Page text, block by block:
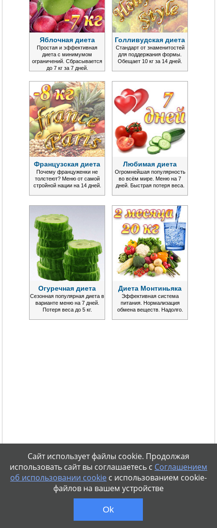
Яблочная диета
Простая и эффективная
диета с минимумом
ограничений. Сбрасывается
до 7 кг за 7 дней.
Голливудская диета
Стандарт от знаменитостей
для поддержания формы.
Обещает 10 кг за 14 дней.
Французская диета
Почему француженки не
толстеют? Меню от самой
стройной нации на 14 дней.
Любимая диета
Огромнейшая популярность
во всём мире. Меню на 7
дней. Быстрая потеря веса.
Огуречная диета
Сезонная популярная диета в
варианте меню на 7 дней.
Потеря веса до 5 кг.
Диета Монтиньяка
Эффективная система
питания. Нормализация
обмена веществ. Надолго.
Сайт использует файлы cookie. Продолжая
использовать сайт вы соглашаетесь с Соглашением
об использовании cookieс использованием cookie-
файлов на вашем устройстве
Ok